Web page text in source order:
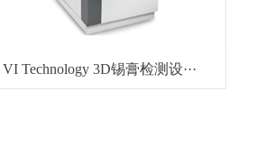
VI Technology 3D锡膏检测设···